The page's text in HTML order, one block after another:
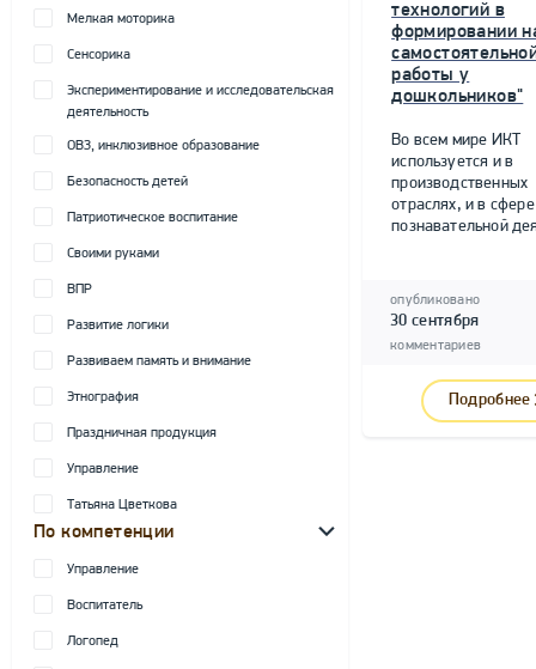
Мелкая моторика
Сенсорика
Экспериментирование и исследовательская
деятельность
ОВЗ, инклюзивное образование
Безопасность детей
Патриотическое воспитание
Своими руками
ВПР
Развитие логики
Развиваем память и внимание
Этнография
Праздничная продукция
Управление
Татьяна Цветкова
По компетенции
Управление
Воспитатель
Логопед
технологий в
формировании
работы у
дошкольников"
Во всем мире ИКТ
используется и в
производственных
отраслях, и в сфере
познавательной
опубликовано
30 сентября
комментариев
Подробнее